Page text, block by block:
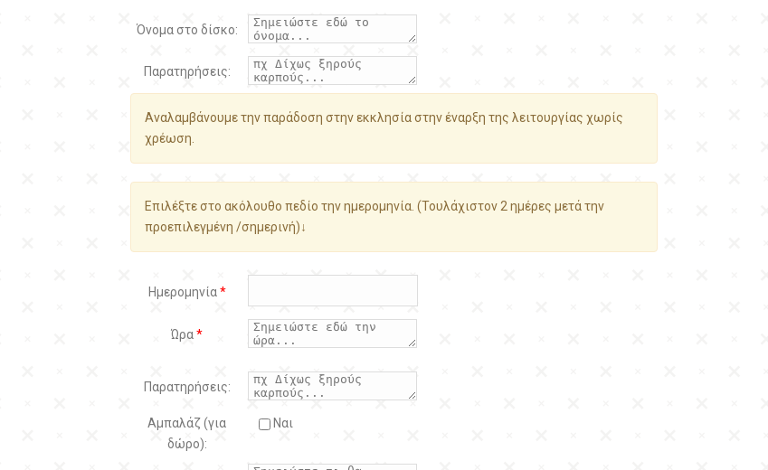
Όνομα στο δίσκο:
Παρατηρήσεις:
Αναλαμβάνουμε την παράδοση στην εκκλησία στην έναρξη της λειτουργίας χωρίς
χρέωση.
Επιλέξτε στο ακόλουθο πεδίο την ημερομηνία. (Τουλάχιστον 2 ημέρες μετά την
προεπιλεγμένη /σημερινή)↓
Ημερομηνία*
Ώρα*
Παρατηρήσεις:
Αμπαλάζ (για
δώρο):
Ναι